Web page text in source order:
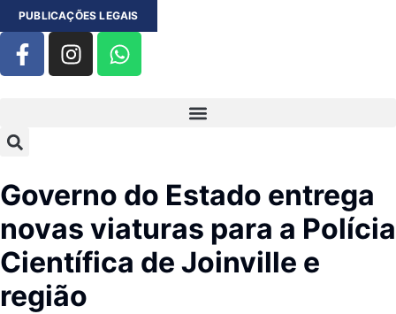
PUBLICAÇÕES LEGAIS
Governo do Estado entrega
novas viaturas para a Polícia
Científica de Joinville e
região